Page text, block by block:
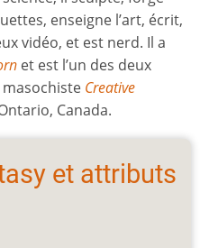
enseigne l’art, écrit,
vidéo, et est nerd. Il a
et est l’un des deux
Creative
Canada.
et attributs